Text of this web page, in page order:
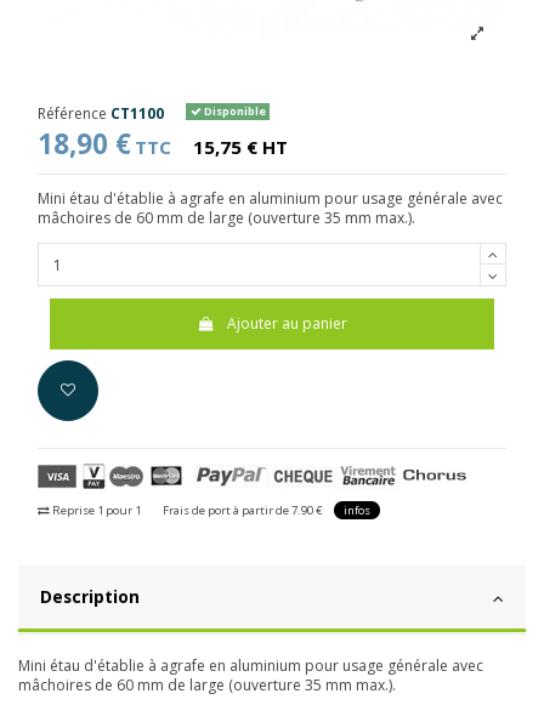
Référence CT1100 Disponible
18,90 € TTC 15,75 € HT
Mini étau d'établie à agrafe en aluminium pour usage générale avec
mâchoires de 60 mm de large (ouverture 35 mm max.).
Ajouter au panier
Reprise 1 pour 1 Frais de port à partir de 7.90 € infos
Description
Mini étau d'établie à agrafe en aluminium pour usage générale avec
mâchoires de 60 mm de large (ouverture 35 mm max.).